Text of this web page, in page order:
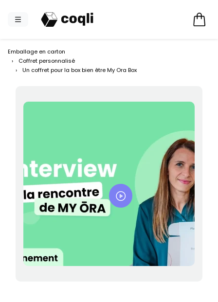
Emballage en carton
›
Coffret personnalisé
›
Un coffret pour la box bien être My Ora Box